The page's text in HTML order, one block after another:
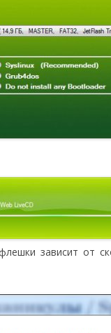
флешки зависит